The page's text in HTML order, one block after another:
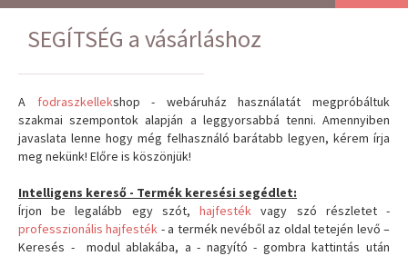
navigation
SEGÍTSÉG a vásárláshoz
A fodraszkellekshop - webáruház használatát megpróbáltuk
szakmai szempontok alapján a leggyorsabbá tenni. Amennyiben
javaslata lenne hogy még felhasználó barátabb legyen, kérem írja
meg nekünk! Előre is köszönjük!
Intelligens kereső - Termék keresési segédlet:
Írjon be legalább egy szót,hajfesték vagy szó részletet -
professzionális hajfesték - a termék nevéből az oldal tetején levő –
Keresés - modul ablakába, a - nagyító - gombra kattintás után